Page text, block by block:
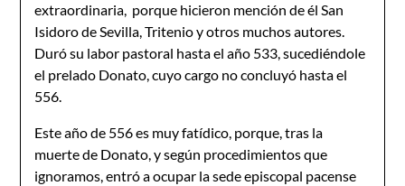
extraordinaria, porque hicieron mención de él San
Isidoro de Sevilla, Tritenio y otros muchos autores.
Duró su labor pastoral hasta el año 533, sucediéndole
el prelado Donato, cuyo cargo no concluyó hasta el
556.
Este año de 556 es muy fatídico, porque, tras la
muerte de Donato, y según procedimientos que
ignoramos, entró a ocupar la sede episcopal pacense